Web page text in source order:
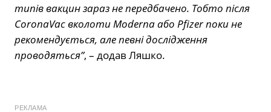
типів вакцин зараз не передбачено. Тобто після
CoronaVac вколоти Moderna або Pfizer поки не
рекомендується, але певні дослідження
проводяться”, – додав Ляшко.
РЕКЛАМА